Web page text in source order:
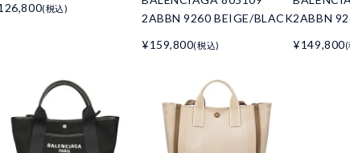
(税込)
2ABBN 9260 BEIGE/BLACK
¥159,800(税込)
2ABBN
¥149,800